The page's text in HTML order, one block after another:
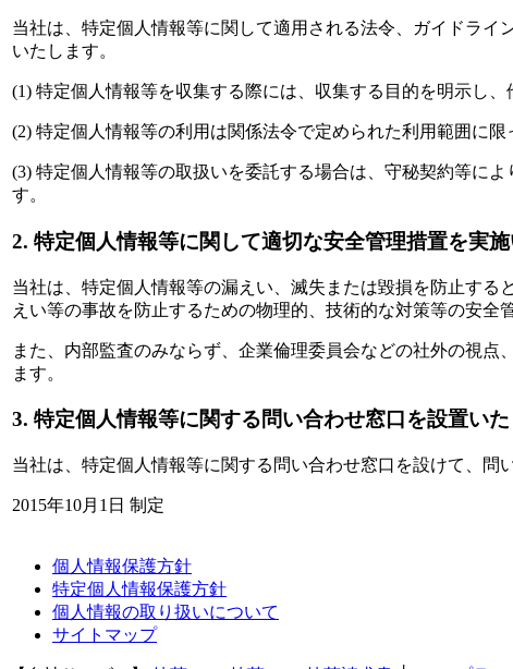
当社は、特定個人情報等に関して適用される法令、ガイドラ
いたします。
(1) 特定個人情報等を収集する際には、収集する目的を明示し
(2) 特定個人情報等の利用は関係法令で定められた利用範囲に限
(3) 特定個人情報等の取扱いを委託する場合は、守秘契約等に
す。
2. 特定個人情報等に関して適切な安全管理措置を実施
当社は、特定個人情報等の漏えい、滅失または毀損を防止す
えい等の事故を防止するための物理的、技術的な対策等の安全
また、内部監査のみならず、企業倫理委員会などの社外の視
ます。
3. 特定個人情報等に関する問い合わせ窓口を設置いた
当社は、特定個人情報等に関する問い合わせ窓口を設けて、問
2015年10月1日 制定
個人情報保護方針
特定個人情報保護方針
個人情報の取り扱いについて
サイトマップ